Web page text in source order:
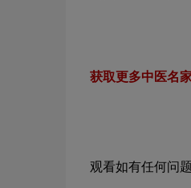
获取更多中医名
观看如有任何问